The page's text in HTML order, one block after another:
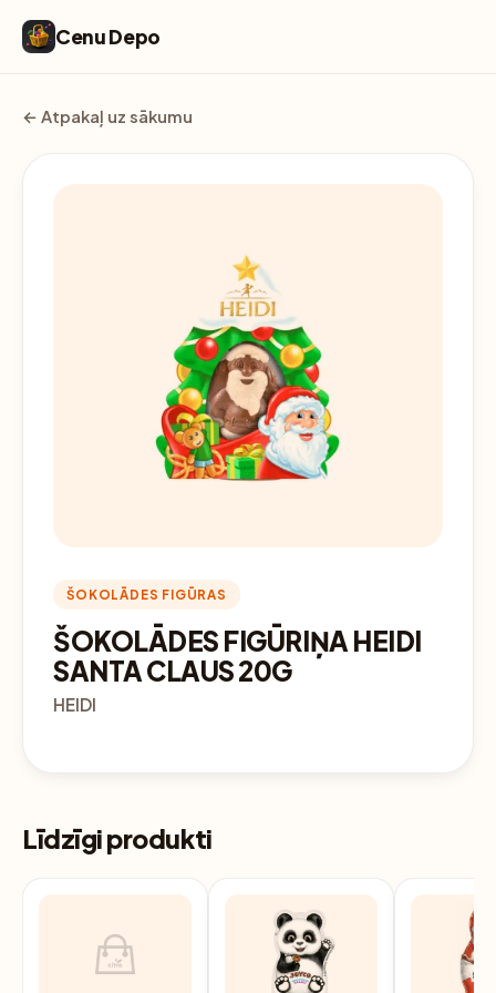
Cenu Depo
← Atpakaļ uz sākumu
ŠOKOLĀDES FIGŪRAS
ŠOKOLĀDES FIGŪRIŅA HEIDI
SANTA CLAUS 20G
HEIDI
Līdzīgi produkti